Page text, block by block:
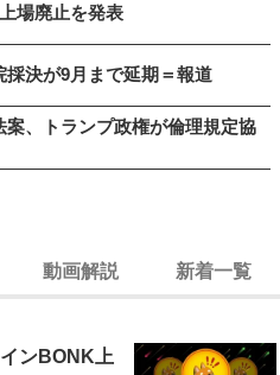
場廃止を発表
決が9月まで延期＝報道
、トランプ政権が倫理規定協
動画解説 新着一覧
ンBONK上